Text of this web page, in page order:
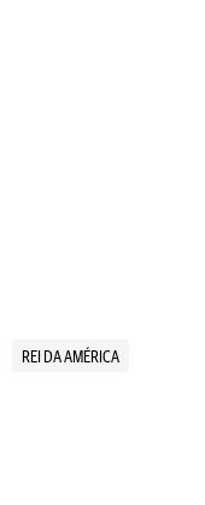
REI DA AMÉRICA